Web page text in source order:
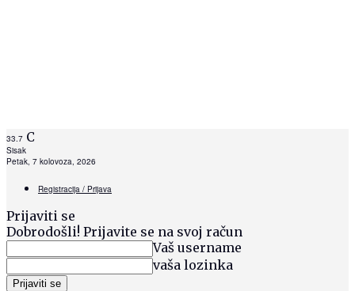
33.7 C
Sisak
Petak, 7 kolovoza, 2026
Registracija / Prijava
Prijaviti se
Dobrodošli! Prijavite se na svoj račun
Vaš username
vaša lozinka